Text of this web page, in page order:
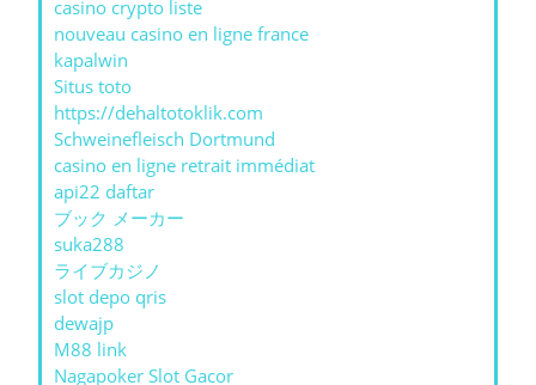
casino crypto liste
nouveau casino en ligne france
kapalwin
Situs toto
https://dehaltotoklik.com
Schweinefleisch Dortmund
casino en ligne retrait immédiat
api22 daftar
ブック メーカー
suka288
ライブカジノ
slot depo qris
dewajp
M88 link
Nagapoker Slot Gacor